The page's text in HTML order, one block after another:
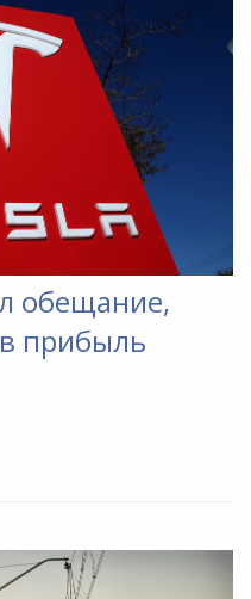
обещание,
прибыль